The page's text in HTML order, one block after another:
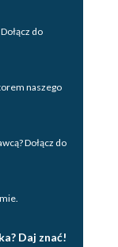
do
naszego
Dołącz do
Daj znać!